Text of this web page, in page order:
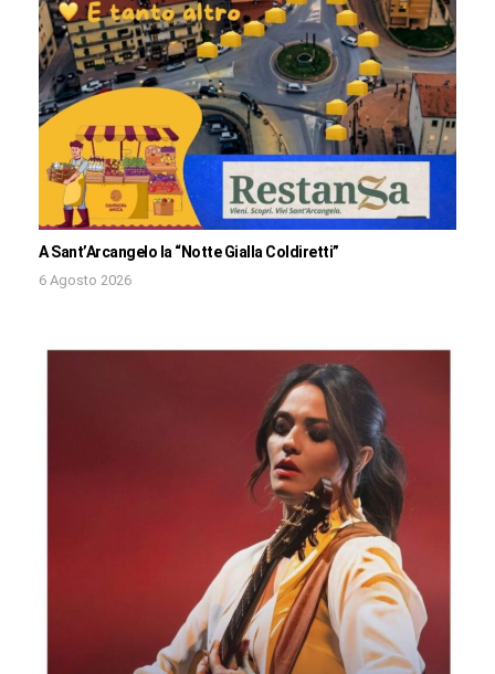
A Sant’Arcangelo la “Notte Gialla Coldiretti”
6 Agosto 2026